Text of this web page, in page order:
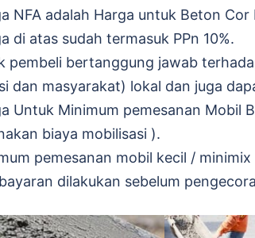
NFA adalah Harga untuk Beton Cor
di atas sudah termasuk PPn 10%.
pembeli bertanggung jawab
dan masyarakat) lokal dan juga
Untuk Minimum pemesanan Mobil
biaya mobilisasi ).
pemesanan mobil kecil /
dilakukan sebelum